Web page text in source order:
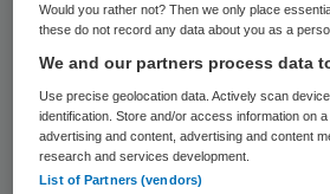
Het bedrijf heeft een
ton. Het personeel heeft al
geen salaris meer
klanten zitten sinds 13
Would you rather not? Then we only place
these do not record any data about you as a
We and our partners process data
Use precise geolocation data. Actively scan
identification. Store and/or access information on
advertising and content, advertising and content
research and services development.
List of Partners (vendors)